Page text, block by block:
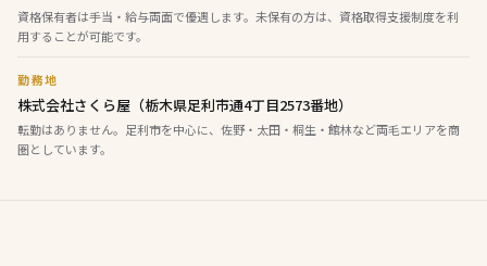
資格保有者は手当・給与両面で優遇します。未保有の方は、資格取得支援制度を利
用することが可能です。
勤務地
株式会社さくら屋（栃木県足利市通4丁目2573番地）
転勤はありません。足利市を中心に、佐野・太田・桐生・館林など両毛エリアを商
圏としています。